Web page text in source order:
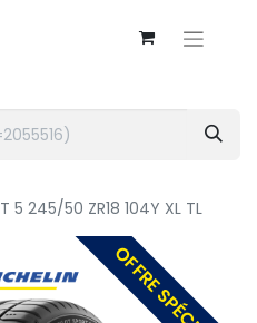
5 245/50 ZR18 104Y XL TL
OFFRE SPÉCIALE